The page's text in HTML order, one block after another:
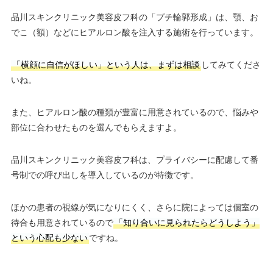
品川スキンクリニック美容皮フ科の「プチ輪郭形成」は、顎、お
でこ（額）などにヒアルロン酸を注入する施術を行っています。
「横顔に自信がほしい」という人は、まずは相談してみてくださ
いね。
また、ヒアルロン酸の種類が豊富に用意されているので、悩みや
部位に合わせたものを選んでもらえますよ。
品川スキンクリニック美容皮フ科は、プライバシーに配慮して番
号制での呼び出しを導入しているのが特徴です。
ほかの患者の視線が気になりにくく、さらに院によっては個室の
待合も用意されているので「知り合いに見られたらどうしよう」
という心配も少ないですね。